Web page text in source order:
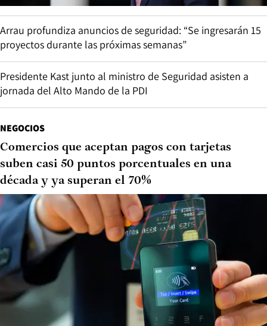
Arrau profundiza anuncios de seguridad: “Se ingresarán 15
proyectos durante las próximas semanas”
Presidente Kast junto al ministro de Seguridad asisten a
jornada del Alto Mando de la PDI
NEGOCIOS
Comercios que aceptan pagos con tarjetas
suben casi 50 puntos porcentuales en una
década y ya superan el 70%